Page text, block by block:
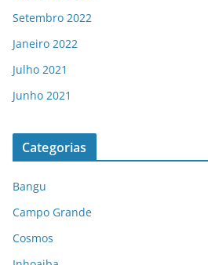
Setembro 2022
Janeiro 2022
Julho 2021
Junho 2021
Categorias
Bangu
Campo Grande
Cosmos